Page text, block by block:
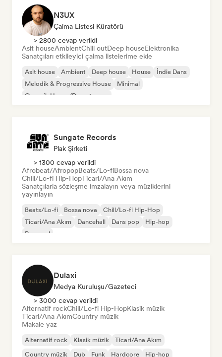
N3UX
Çalma Listesi Küratörü
> 2800 cevap verildi
Asit houseAmbientChill outDeep houseElektronika
Sanatçıları etkileyici çalma listelerime ekle
Asit house Ambient Deep house House
İndie Dans
Melodik & Progressive House
Minimal
Organik House/Downtempo
Sungate Records
Plak Şirketi
> 1300 cevap verildi
Afrobeat/AfropopBeats/Lo-fiBossa nova
Chill/Lo-fi Hip-HopTicari/Ana Akım
Sanatçılarla sözleşme imzalayın veya müziklerini
yayınlayın
Beats/Lo-fi Bossa nova
Chill/Lo-fi Hip-Hop
Ticari/Ana Akım
Dancehall Dans pop
Hip-hop
Pop soul
Dulaxi
Medya Kuruluşu/Gazeteci
> 3000 cevap verildi
Alternatif rockChill/Lo-fi Hip-HopKlasik müzik
Ticari/Ana AkımCountry müzik
Makale yaz
Alternatif rock Klasik müzik
Ticari/Ana Akım
Country müzik
Dub Funk Hardcore Hip-hop